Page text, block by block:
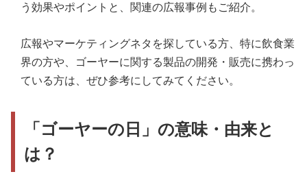
う効果やポイントと、関連の広報事例もご紹介。
広報やマーケティングネタを探している方、特に飲食業
界の方や、ゴーヤーに関する製品の開発・販売に携わっ
ている方は、ぜひ参考にしてみてください。
「ゴーヤーの日」の意味・由来と
は？